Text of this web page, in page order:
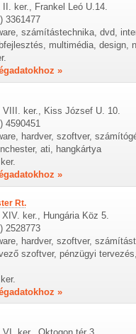
ker., Frankel Leó U.14.
3361477
számítástechnika, dvd,
multimédia, design,
»
VIII. ker., Kiss József U. 10.
4590451
hardver, szoftver,
ati, hangkártya
»
Rt.
ker., Hungária Köz 5.
2528773
hardver, szoftver,
szoftver, pénzügyi
»